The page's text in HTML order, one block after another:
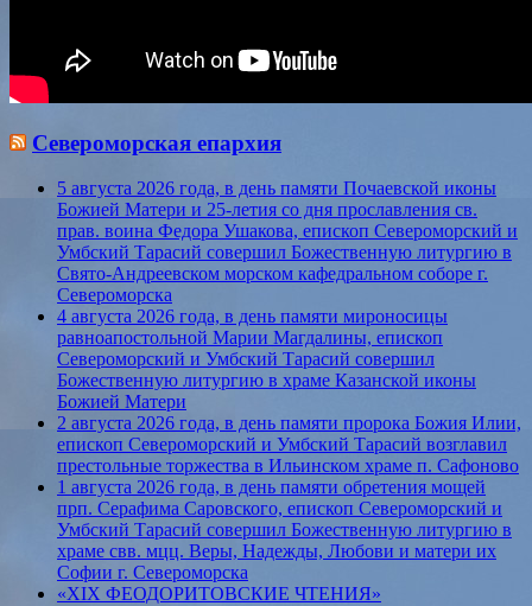
Североморская епархия
5 августа 2026 года, в день памяти Почаевской иконы
Божией Матери и 25-летия со дня прославления св.
прав. воина Федора Ушакова, епископ Североморский и
Умбский Тарасий совершил Божественную литургию в
Свято-Андреевском морском кафедральном соборе г.
Североморска
4 августа 2026 года, в день памяти мироносицы
равноапостольной Марии Магдалины, епископ
Североморский и Умбский Тарасий совершил
Божественную литургию в храме Казанской иконы
Божией Матери
2 августа 2026 года, в день памяти пророка Божия Илии,
епископ Североморский и Умбский Тарасий возглавил
престольные торжества в Ильинском храме п. Сафоново
1 августа 2026 года, в день памяти обретения мощей
прп. Серафима Саровского, епископ Североморский и
Умбский Тарасий совершил Божественную литургию в
храме свв. мцц. Веры, Надежды, Любови и матери их
Софии г. Североморска
«XIX ФЕОДОРИТОВСКИЕ ЧТЕНИЯ»